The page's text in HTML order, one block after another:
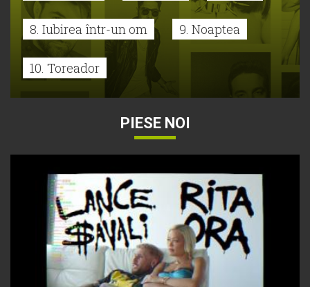
8. Iubirea într-un om 9. Noaptea
10. Toreador
PIESE NOI